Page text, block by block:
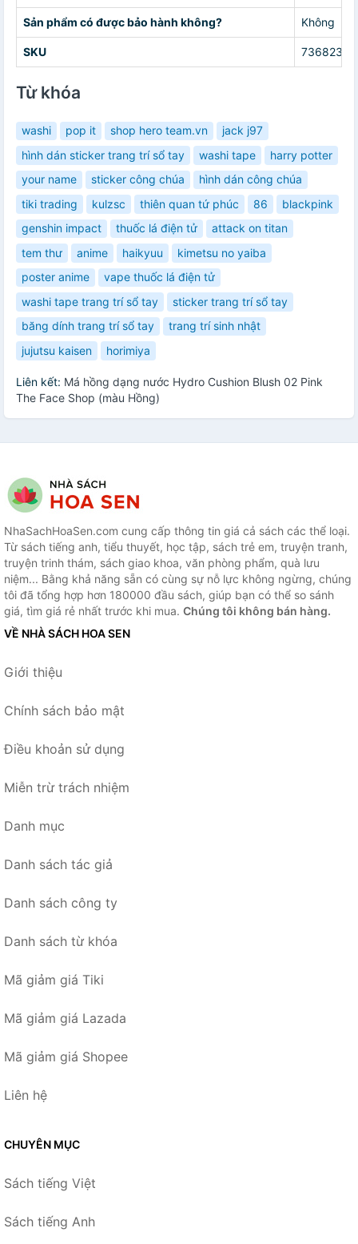
Sản phẩm có được bảo hành không? Không
SKU
Từ khóa
washi pop it shop hero team.vn
jack j97
hình dán sticker trang trí sổ tay
washi tape
harry potter
your name
sticker công chúa
hình dán công chúa
tiki trading
kulzsc thiên quan tứ phúc 86
blackpink
genshin impact
thuốc lá điện tử
attack on titan
tem thư
anime haikyuu
kimetsu no yaiba
poster anime
vape thuốc lá điện tử
washi tape trang trí sổ tay
sticker trang trí sổ tay
băng dính trang trí sổ tay
trang trí sinh nhật
jujutsu kaisen
horimiya
Liên kết: Má hồng dạng nước Hydro Cushion Blush 02 Pink
The Face Shop (màu Hồng)
NhaSachHoaSen.com cung cấp thông tin giá cả sách các thể loại.
Từ sách tiếng anh, tiểu thuyết, học tập, sách trẻ em, truyện tranh,
truyện trinh thám, sách giao khoa, văn phòng phẩm, quà lưu
niệm... Bằng khả năng sẵn có cùng sự nỗ lực không ngừng, chúng
tôi đã tổng hợp hơn 180000 đầu sách, giúp bạn có thể so sánh
giá, tìm giá rẻ nhất trước khi mua. Chúng tôi không bán hàng.
VỀ NHÀ SÁCH HOA SEN
Giới thiệu
Chính sách bảo mật
Điều khoản sử dụng
Miễn trừ trách nhiệm
Danh mục
Danh sách tác giả
Danh sách công ty
Danh sách từ khóa
Mã giảm giá Tiki
Mã giảm giá Lazada
Mã giảm giá Shopee
Liên hệ
CHUYÊN MỤC
Sách tiếng Việt
Sách tiếng Anh